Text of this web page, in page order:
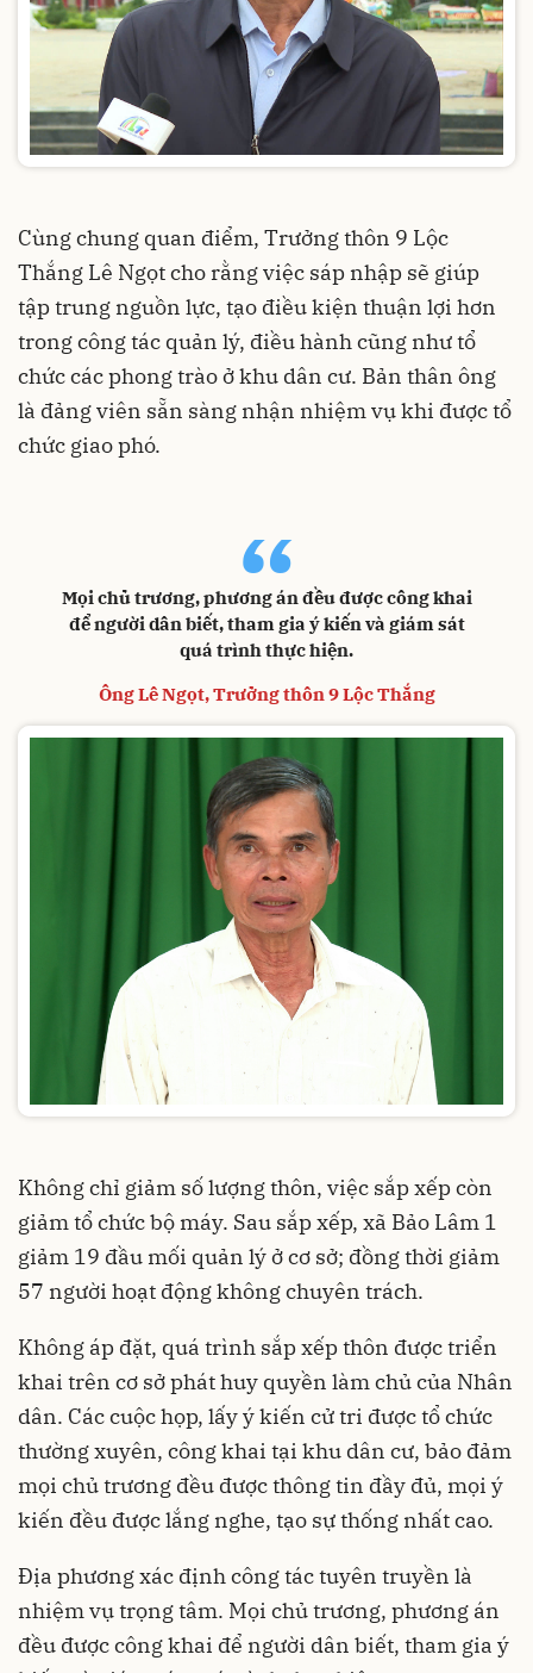
Cùng chung quan điểm, Trưởng thôn 9 Lộc
Thắng Lê Ngọt cho rằng việc sáp nhập sẽ giúp
tập trung nguồn lực, tạo điều kiện thuận lợi hơn
trong công tác quản lý, điều hành cũng như tổ
chức các phong trào ở khu dân cư. Bản thân ông
là đảng viên sẵn sàng nhận nhiệm vụ khi được tổ
chức giao phó.
“
Mọi chủ trương, phương án đều được công khai
để người dân biết, tham gia ý kiến và giám sát
quá trình thực hiện.
Ông Lê Ngọt, Trưởng thôn 9 Lộc Thắng
Không chỉ giảm số lượng thôn, việc sắp xếp còn
giảm tổ chức bộ máy. Sau sắp xếp, xã Bảo Lâm 1
giảm 19 đầu mối quản lý ở cơ sở; đồng thời giảm
57 người hoạt động không chuyên trách.
Không áp đặt, quá trình sắp xếp thôn được triển
khai trên cơ sở phát huy quyền làm chủ của Nhân
dân. Các cuộc họp, lấy ý kiến cử tri được tổ chức
thường xuyên, công khai tại khu dân cư, bảo đảm
mọi chủ trương đều được thông tin đầy đủ, mọi ý
kiến đều được lắng nghe, tạo sự thống nhất cao.
Địa phương xác định công tác tuyên truyền là
nhiệm vụ trọng tâm. Mọi chủ trương, phương án
đều được công khai để người dân biết, tham gia ý